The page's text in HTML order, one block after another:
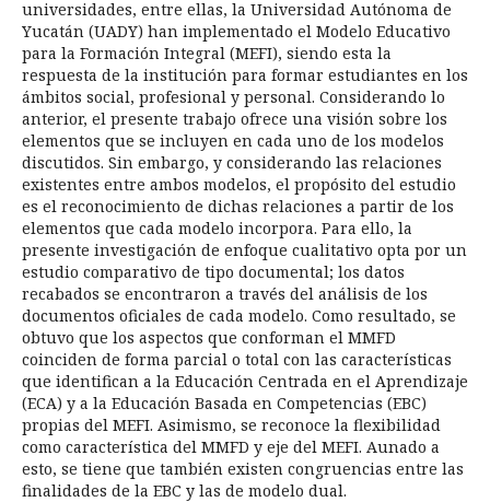
universidades, entre ellas, la Universidad Autónoma de
Yucatán (UADY) han implementado el Modelo Educativo
para la Formación Integral (MEFI), siendo esta la
respuesta de la institución para formar estudiantes en los
ámbitos social, profesional y personal. Considerando lo
anterior, el presente trabajo ofrece una visión sobre los
elementos que se incluyen en cada uno de los modelos
discutidos. Sin embargo, y considerando las relaciones
existentes entre ambos modelos, el propósito del estudio
es el reconocimiento de dichas relaciones a partir de los
elementos que cada modelo incorpora. Para ello, la
presente investigación de enfoque cualitativo opta por un
estudio comparativo de tipo documental; los datos
recabados se encontraron a través del análisis de los
documentos oficiales de cada modelo. Como resultado, se
obtuvo que los aspectos que conforman el MMFD
coinciden de forma parcial o total con las características
que identifican a la Educación Centrada en el Aprendizaje
(ECA) y a la Educación Basada en Competencias (EBC)
propias del MEFI. Asimismo, se reconoce la flexibilidad
como característica del MMFD y eje del MEFI. Aunado a
esto, se tiene que también existen congruencias entre las
finalidades de la EBC y las de modelo dual.